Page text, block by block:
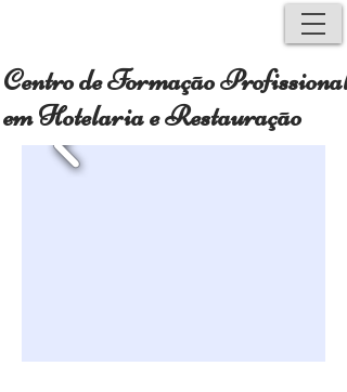
Centro de Formação Profissional
em Hotelaria e Restauração